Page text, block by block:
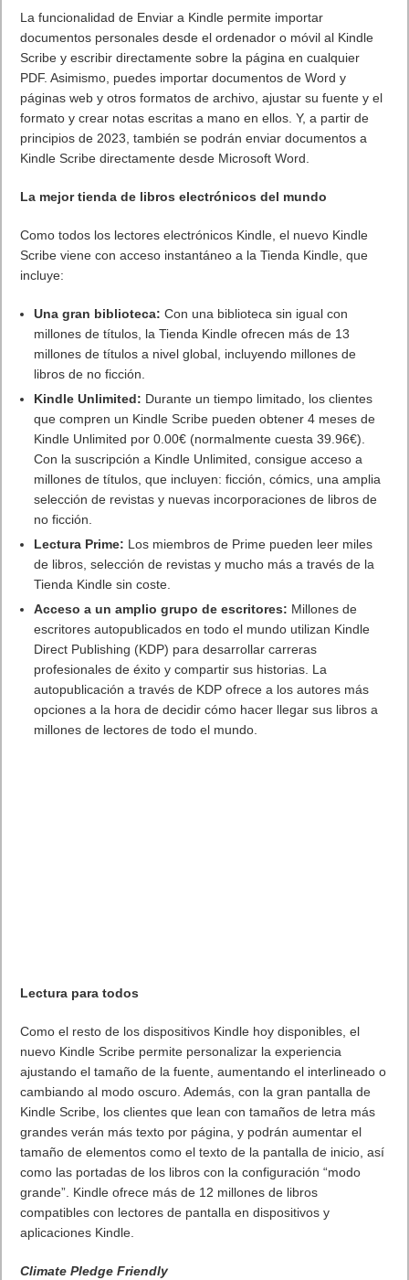
La funcionalidad de Enviar a Kindle permite importar
documentos personales desde el ordenador o móvil al Kindle
Scribe y escribir directamente sobre la página en cualquier
PDF. Asimismo, puedes importar documentos de Word y
páginas web y otros formatos de archivo, ajustar su fuente y el
formato y crear notas escritas a mano en ellos. Y, a partir de
principios de 2023, también se podrán enviar documentos a
Kindle Scribe directamente desde Microsoft Word.
La mejor tienda de libros electrónicos del mundo
Como todos los lectores electrónicos Kindle, el nuevo Kindle
Scribe viene con acceso instantáneo a la Tienda Kindle, que
incluye:
Una gran biblioteca: Con una biblioteca sin igual con
millones de títulos, la Tienda Kindle ofrecen más de 13
millones de títulos a nivel global, incluyendo millones de
libros de no ficción.
Kindle Unlimited: Durante un tiempo limitado, los clientes
que compren un Kindle Scribe pueden obtener 4 meses de
Kindle Unlimited por 0.00€ (normalmente cuesta 39.96€).
Con la suscripción a Kindle Unlimited, consigue acceso a
millones de títulos, que incluyen: ficción, cómics, una amplia
selección de revistas y nuevas incorporaciones de libros de
no ficción.
Lectura Prime: Los miembros de Prime pueden leer miles
de libros, selección de revistas y mucho más a través de la
Tienda Kindle sin coste.
Acceso a un amplio grupo de escritores: Millones de
escritores autopublicados en todo el mundo utilizan Kindle
Direct Publishing (KDP) para desarrollar carreras
profesionales de éxito y compartir sus historias. La
autopublicación a través de KDP ofrece a los autores más
opciones a la hora de decidir cómo hacer llegar sus libros a
millones de lectores de todo el mundo.
Lectura para todos
Como el resto de los dispositivos Kindle hoy disponibles, el
nuevo Kindle Scribe permite personalizar la experiencia
ajustando el tamaño de la fuente, aumentando el interlineado o
cambiando al modo oscuro. Además, con la gran pantalla de
Kindle Scribe, los clientes que lean con tamaños de letra más
grandes verán más texto por página, y podrán aumentar el
tamaño de elementos como el texto de la pantalla de inicio, así
como las portadas de los libros con la configuración “modo
grande”. Kindle ofrece más de 12 millones de libros
compatibles con lectores de pantalla en dispositivos y
aplicaciones Kindle.
Climate Pledge Friendly